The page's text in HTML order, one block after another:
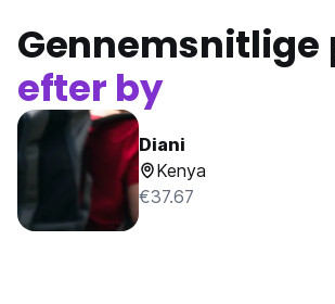
Gennemsnitlige
efter by
Diani
Kenya
€37.67